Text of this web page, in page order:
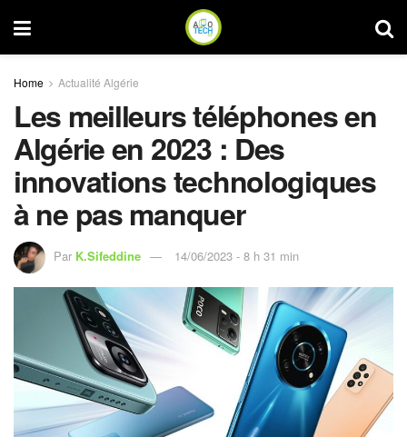
Home Actualité Algérie
Les meilleurs téléphones en
Algérie en 2023 : Des
innovations technologiques
à ne pas manquer
Par K.Sifeddine 14/06/2023 - 8 h 31 min